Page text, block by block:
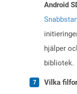
Android
hjälper
bibliotek.
Vilka